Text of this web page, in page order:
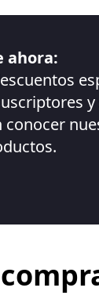
ahora:
y
conocer